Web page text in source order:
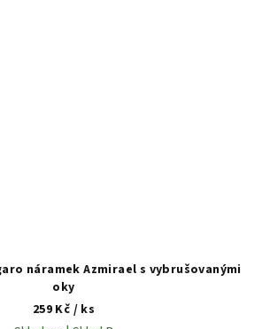
náramek Azmirael s vybrušovanými
oky
259 Kč / ks